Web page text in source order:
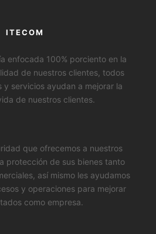
ITECOM
enfocada 100% porciento en la
de nuestros clientes, todos
y servicios ayudan a mejorar la
de nuestros clientes.
que ofrecemos a nuestros
protección de sus bienes tanto
así mismo les ayudamos
y operaciones para mejorar
como empresa.